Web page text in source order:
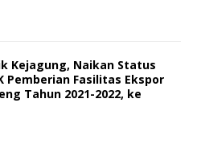
Kejagung, Naikan Status
Pemberian Fasilitas Ekspor
Tahun 2021-2022, ke